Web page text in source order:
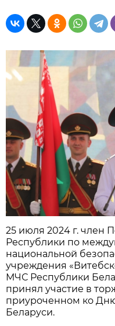
25 июля 2024 г. член
Республики по
национальной
учреждения
МЧС Республики
принял участие в
приуроченном ко
Беларуси.